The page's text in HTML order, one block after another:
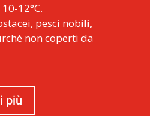
10-12°C.
pesci nobili,
non coperti da
più